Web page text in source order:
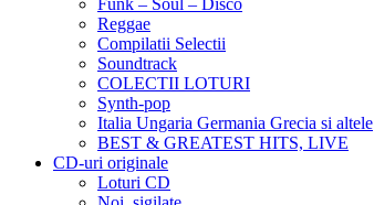
Funk – Soul – Disco
Reggae
Compilatii Selectii
Soundtrack
COLECTII LOTURI
Synth-pop
Italia Ungaria Germania Grecia si altele
BEST & GREATEST HITS, LIVE
CD-uri originale
Loturi CD